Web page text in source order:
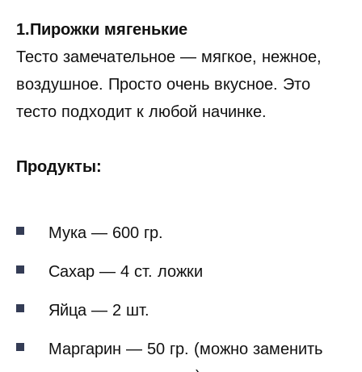
1.Пирожки мягенькие
Тесто замечательное — мягкое, нежное,
воздушное. Просто очень вкусное. Это
тесто подходит к любой начинке.
Продукты:
Мука — 600 гр.
Сахар — 4 ст. ложки
Яйца — 2 шт.
Маргарин — 50 гр. (можно заменить